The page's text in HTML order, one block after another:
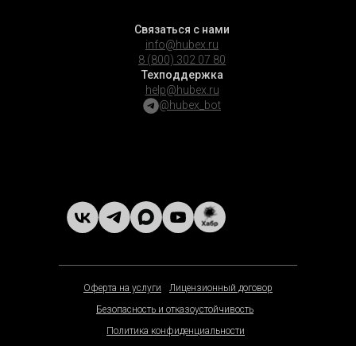
Оферта на услуги
Лицензионный договор
Безопасность и отказоустойчивость
Политика конфиденциальности
Связаться с нами
info@hubex.ru
8 (800) 302 07 80
Техподдержка
help@hubex.ru
@hubex_bot